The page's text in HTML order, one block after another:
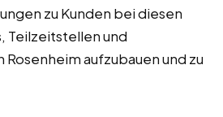
zu Kunden bei diesen
Teilzeitstellen und
aufzubauen und zu